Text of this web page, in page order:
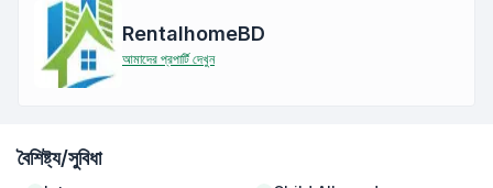
RentalhomeBD
আমাদের প্রপার্টি দেখুন
বৈশিষ্ট্য/সুবিধা